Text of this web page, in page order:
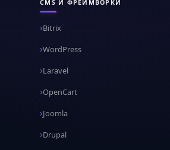
CMS И ФРЕЙМВОРКИ
Bitrix
WordPress
Laravel
OpenCart
Joomla
Drupal